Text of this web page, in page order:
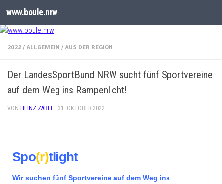
www.boule.nrw
2022 / ALLGEMEIN / AUS DER REGION
Der LandesSportBund NRW sucht fünf Sportvereine
auf dem Weg ins Rampenlicht!
VON HEINZ ZABEL · 31. OKTOBER 2022
Spo(r)tlight
Wir suchen fünf Sportvereine auf dem Weg ins